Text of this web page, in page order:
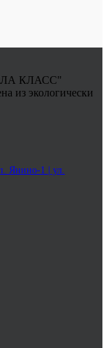
"ЛА КЛАСС"
из экологически
Янино-1 | ул.